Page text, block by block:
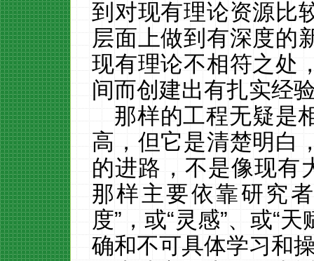
到对现有理论资源比
层面上做到有深度的
现有理论不相符之处
间而创建出有扎实经
那样的工程无疑是
高，但它是清楚明白
的进路，不是像现有
那样主要依靠研究
度”，或“灵感”、或“
确和不可具体学习和